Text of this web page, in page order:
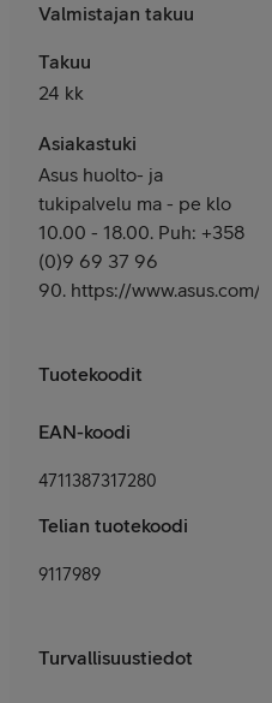
Valmistajan takuu
Takuu
24 kk
Asiakastuki
Asus huolto- ja
tukipalvelu ma - pe klo
10.00 - 18.00. Puh: +358
(0)9 69 37 96
90. https://www.asus.com/
Tuotekoodit
EAN-koodi
4711387317280
Telian tuotekoodi
9117989
Turvallisuustiedot